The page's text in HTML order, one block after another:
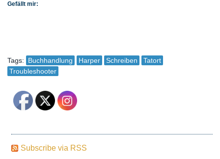
Gefällt mir:
Tags: Buchhandlung Harper Schreiben
Tatort
Troubleshooter
Subscribe via RSS